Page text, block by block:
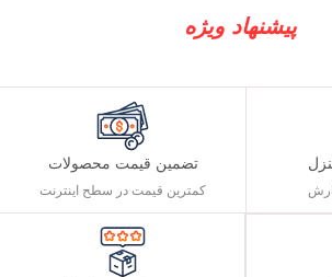
پیشنهاد ویژه
تضمین قیمت محصولات
کمترین قیمت در سطح اینترنت